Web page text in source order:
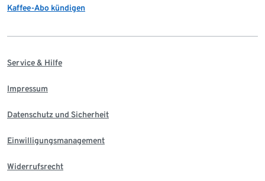
Kaffee-Abo kündigen
Service & Hilfe
Impressum
Datenschutz und Sicherheit
Einwilligungsmanagement
Widerrufsrecht